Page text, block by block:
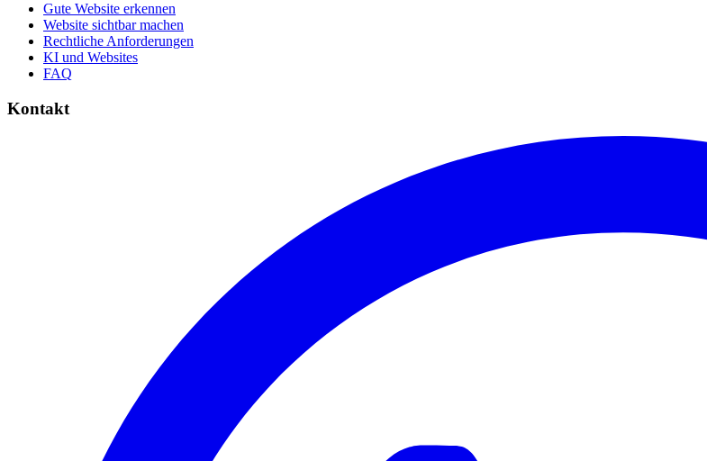
Gute Website erkennen
Website sichtbar machen
Rechtliche Anforderungen
KI und Websites
FAQ
Kontakt